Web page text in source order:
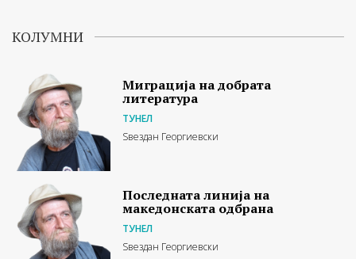
КОЛУМНИ
Миграција на добрата
литература
ТУНЕЛ
Ѕвездан Георгиевски
Последната линија на
македонската одбрана
ТУНЕЛ
Ѕвездан Георгиевски